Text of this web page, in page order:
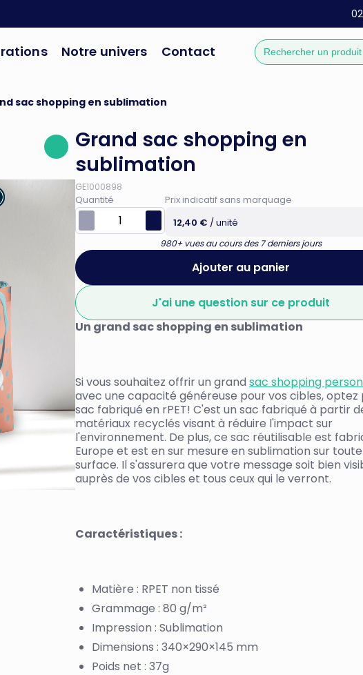
Notre univers Contact
sac shopping en sublimation
Grand sac shopping en
sublimation
GE1000898
Quantité
Prix indicatif sans marquage
12,40 € / unité
980+ vues au cours des 7 derniers jours
Ajouter au panier
J'ai une question sur ce produit
Un grand sac shopping en sublimation
Si vous souhaitez offrir un grand sac shopping
avec une capacité généreuse pour vos cibles, optez
sac fabriqué en rPET! C'est un sac fabriqué à partir
matériaux recyclés visant à réduire l'impact sur
l'environnement. De plus, ce sac réutilisable est
Europe et est en sur mesure en sublimation sur
surface. Il s'assurera que votre message soit bien
auprès de vos cibles et tous ceux qui le verront.
Caractéristiques :
Matière : RPET non tissé
Grammage : 80 g/m²
Impression : Sublimation
Dimensions : 340×290×145 mm
Poids net : 37g